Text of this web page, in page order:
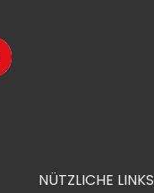
NÜTZLICHE LINKS